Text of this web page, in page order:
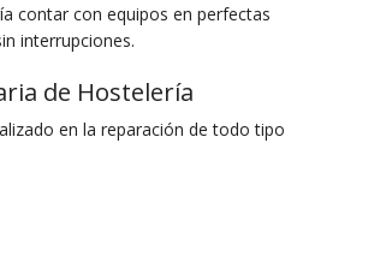
contar con equipos en perfectas
interrupciones.
de Hostelería
en la reparación de todo tipo